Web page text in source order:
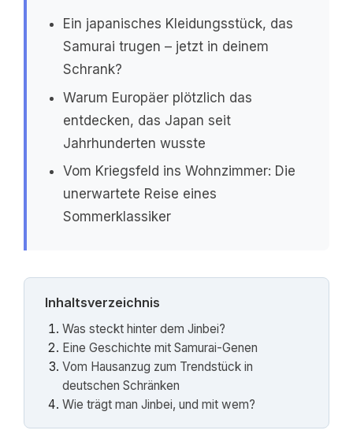
Ein japanisches Kleidungsstück, das
Samurai trugen – jetzt in deinem
Schrank?
Warum Europäer plötzlich das
entdecken, das Japan seit
Jahrhunderten wusste
Vom Kriegsfeld ins Wohnzimmer: Die
unerwartete Reise eines
Sommerklassiker
Inhaltsverzeichnis
Was steckt hinter dem Jinbei?
Eine Geschichte mit Samurai-Genen
Vom Hausanzug zum Trendstück in
deutschen Schränken
Wie trägt man Jinbei, und mit wem?